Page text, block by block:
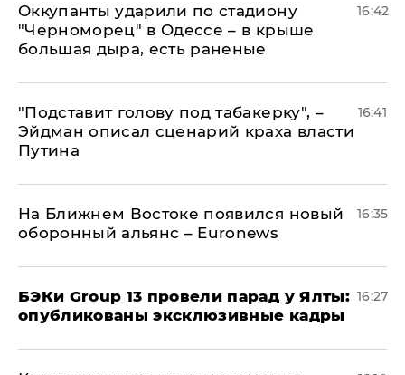
Оккупанты ударили по стадиону
"Черноморец" в Одессе – в крыше
большая дыра, есть раненые
16:42
​"Подставит голову под табакерку", –
Эйдман описал сценарий краха власти
Путина
16:41
На Ближнем Востоке появился новый
оборонный альянс – Euronews
16:35
​БЭКи Group 13 провели парад у Ялты:
опубликованы эксклюзивные кадры
16:27